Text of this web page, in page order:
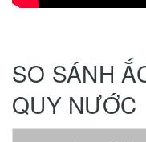
SO SÁNH
QUY NƯỚC